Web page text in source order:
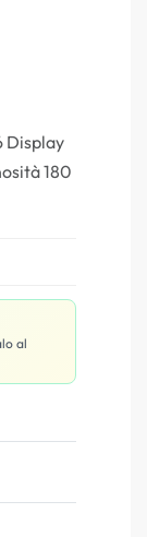
Display
180
al